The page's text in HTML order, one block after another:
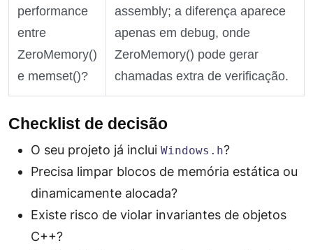
performance
entre
ZeroMemory()
e memset()?
assembly; a diferença aparece
apenas em debug, onde
ZeroMemory() pode gerar
chamadas extra de verificação.
Checklist de decisão
O seu projeto já inclui Windows.h?
Precisa limpar blocos de memória estática ou
dinamicamente alocada?
Existe risco de violar invariantes de objetos
C++?